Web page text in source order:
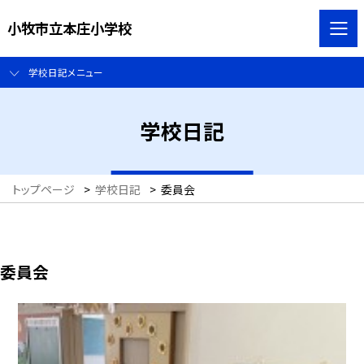
小牧市立本庄小学校
学校日記メニュー
学校日記
トップページ > 学校日記 > 委員会
委員会